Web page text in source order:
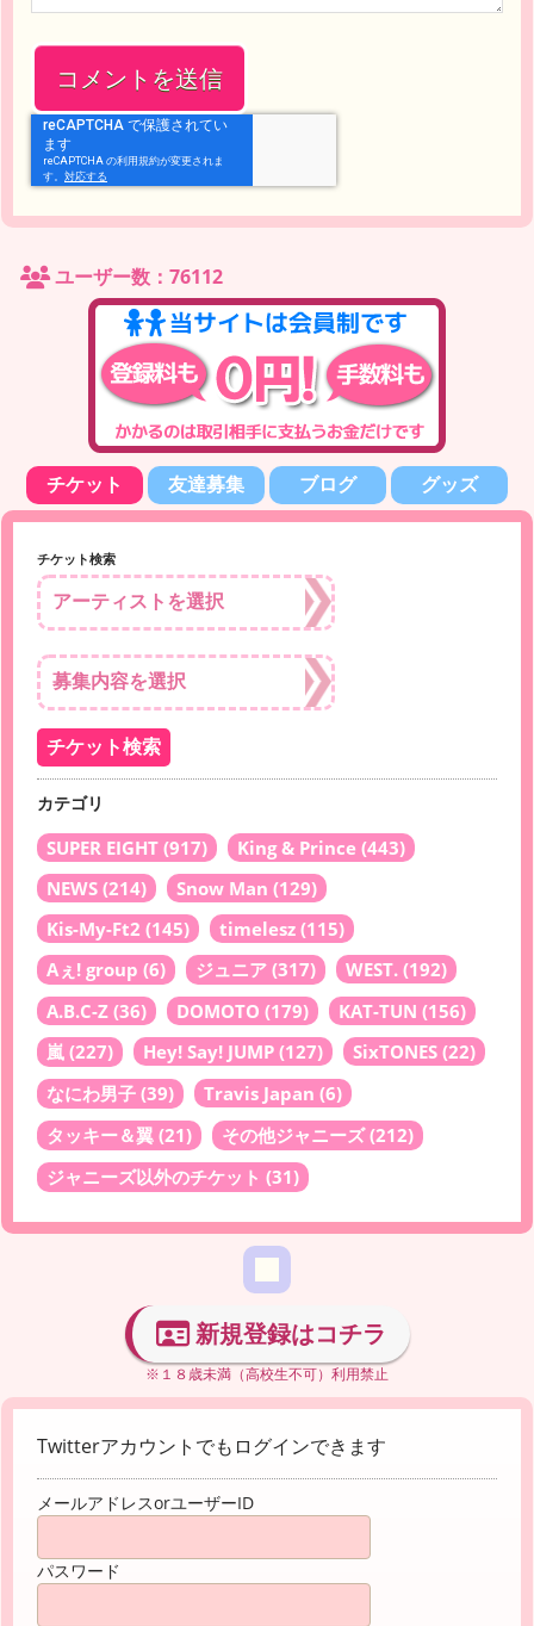
ユーザー数：76112
チケット 友達募集 ブログ グッズ
チケット検索
カテゴリ
SUPER EIGHT (917) King & Prince (443)
NEWS (214) Snow Man (129)
Kis-My-Ft2 (145) timelesz (115)
Aぇ! group (6) ジュニア (317) WEST. (192)
A.B.C-Z (36) DOMOTO (179) KAT-TUN (156)
嵐 (227) Hey! Say! JUMP (127) SixTONES (22)
なにわ男子 (39) Travis Japan (6)
タッキー＆翼 (21) その他ジャニーズ(212)
ジャニーズ以外のチケット (31)
新規登録はコチラ
※１８歳未満（高校生不可）利用禁止
Twitterアカウントでもログインできます
メールアドレスorユーザーID
パスワード